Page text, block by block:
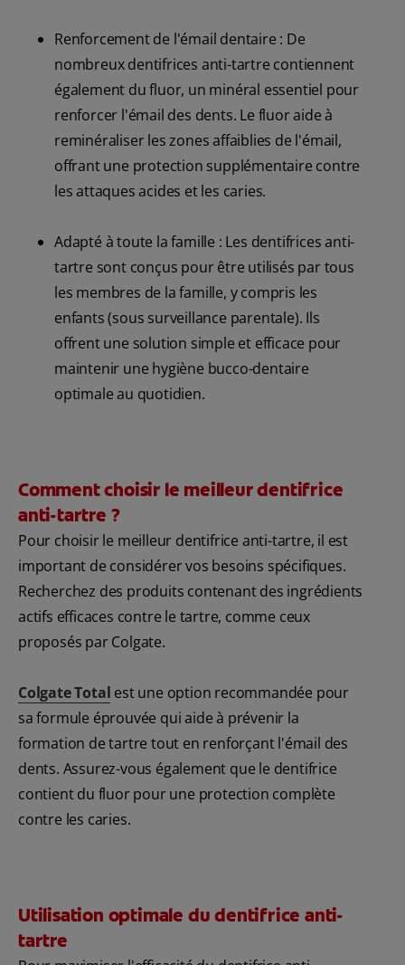
Renforcement de l'émail dentaire : De
nombreux dentifrices anti-tartre contiennent
également du fluor, un minéral essentiel pour
renforcer l'émail des dents. Le fluor aide à
reminéraliser les zones affaiblies de l'émail,
offrant une protection supplémentaire contre
les attaques acides et les caries.
Adapté à toute la famille : Les dentifrices anti-
tartre sont conçus pour être utilisés par tous
les membres de la famille, y compris les
enfants (sous surveillance parentale). Ils
offrent une solution simple et efficace pour
maintenir une hygiène bucco-dentaire
optimale au quotidien.
Comment choisir le meilleur dentifrice
anti-tartre ?
Pour choisir le meilleur dentifrice anti-tartre, il est
important de considérer vos besoins spécifiques.
Recherchez des produits contenant des ingrédients
actifs efficaces contre le tartre, comme ceux
proposés par Colgate.
Colgate Total est une option recommandée pour
sa formule éprouvée qui aide à prévenir la
formation de tartre tout en renforçant l'émail des
dents. Assurez-vous également que le dentifrice
contient du fluor pour une protection complète
contre les caries.
Utilisation optimale du dentifrice anti-
tartre